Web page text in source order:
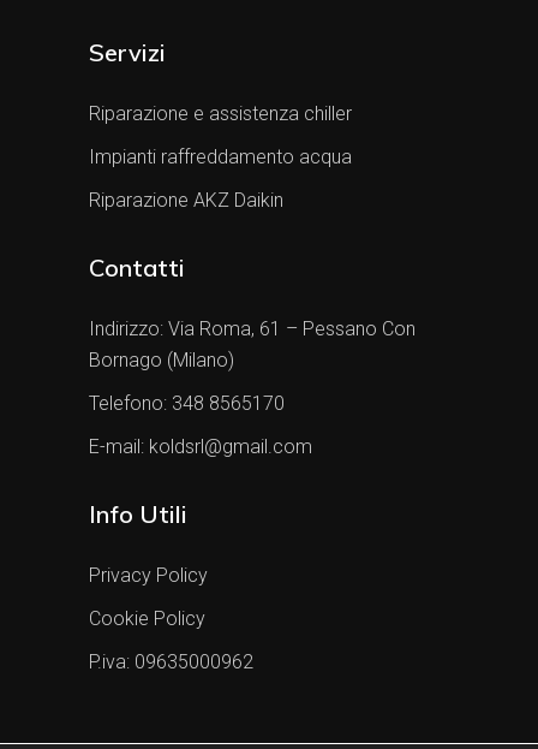
Servizi
Riparazione e assistenza chiller
Impianti raffreddamento acqua
Riparazione AKZ Daikin
Contatti
Indirizzo: Via Roma, 61 – Pessano Con
Bornago (Milano)
Telefono: 348 8565170
E-mail: koldsrl@gmail.com
Info Utili
Privacy Policy
Cookie Policy
P.iva: 09635000962